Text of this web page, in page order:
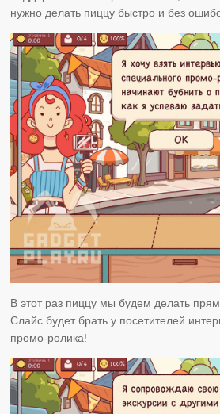
нужно делать пиццу быстро и без
В этот раз пиццу мы будем делать
Слайс будет брать у посетителей
промо-ролика!